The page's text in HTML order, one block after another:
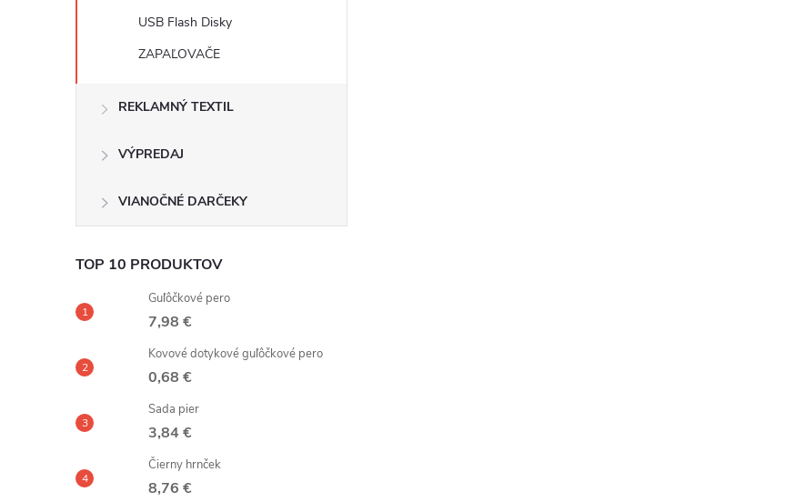
USB Flash Disky
ZAPAĽOVAČE
REKLAMNÝ TEXTIL
VÝPREDAJ
VIANOČNÉ DARČEKY
TOP 10 PRODUKTOV
Guľôčkové pero
7,98 €
Kovové dotykové guľôčkové pero
0,68 €
Sada pier
3,84 €
Čierny hrnček
8,76 €